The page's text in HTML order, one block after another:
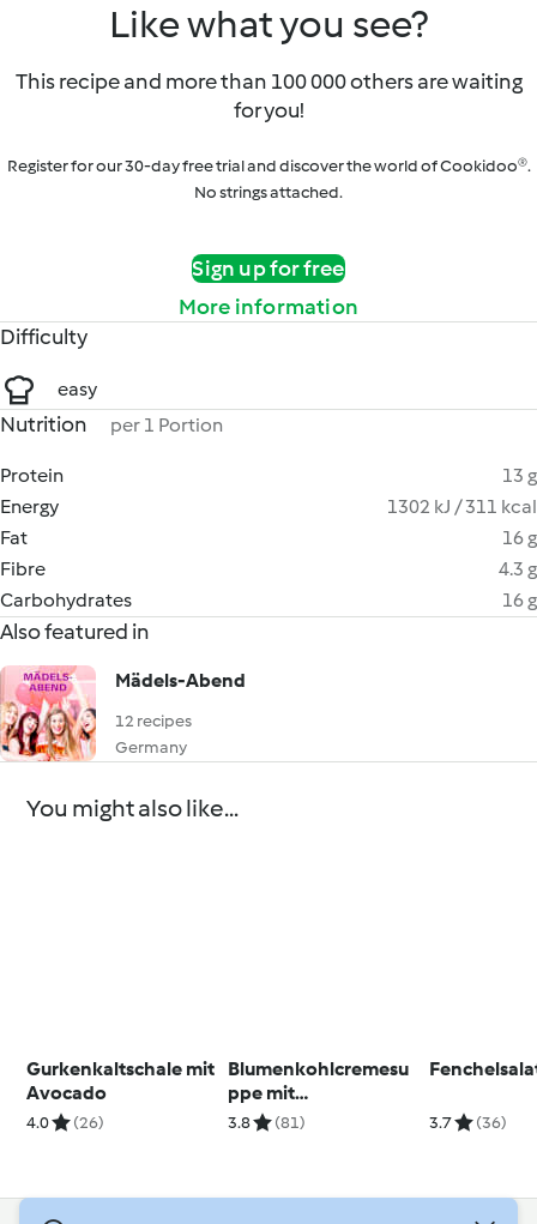
Like what you see?
This recipe and more than 100 000 others are waiting
for you!
Register for our 30-day free trial and discover the world of Cookidoo®.
No strings attached.
Sign up for free
More information
Difficulty
easy
Nutrition per 1 Portion
Protein
13 g
Energy
1302 kJ / 311 kcal
Fat
16 g
Fibre
4.3 g
Carbohydrates
16 g
Also featured in
Mädels-Abend
12 recipes
Germany
You might also like...
Gurkenkaltschale mit
Avocado
4.0 (26)
Blumenkohlcremesu
ppe mit
Tomatenhäckerle
3.8 (81) 3.7 (36)